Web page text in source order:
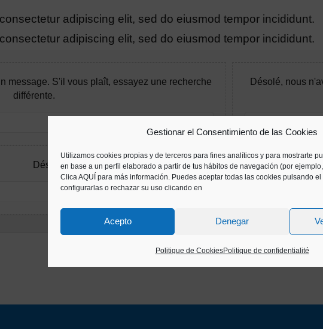
Gestionar el Consentimiento de las Cookies
Utilizamos cookies propias y de terceros para fines analíticos y para mostrarte
en base a un perfil elaborado a partir de tus hábitos de navegación (por
Clica AQUÍ para más información. Puedes aceptar todas las cookies pulsando el
configurarlas o rechazar su uso clicando en
Acepto Denegar
Politique de CookiesPolitique de confidentialité
adipiscing elit, sed do eiusmod tempor incididunt.
adipiscing elit, sed do eiusmod tempor incididunt.
message. S'il vous plaît, essayez une recherche
différente.
Désolé, nous
Désolé, nous n'avons trouvé aucun message. S'il vous plaît,